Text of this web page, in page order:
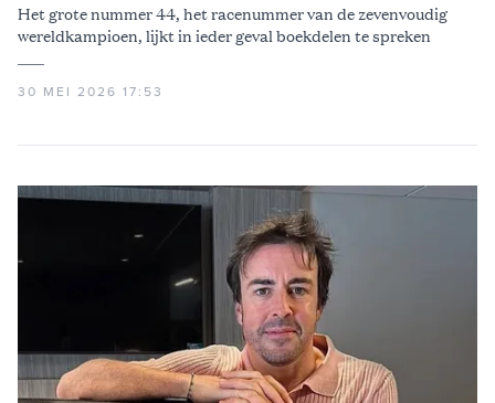
Het grote nummer 44, het racenummer van de zevenvoudig
wereldkampioen, lijkt in ieder geval boekdelen te spreken
30 MEI 2026 17:53